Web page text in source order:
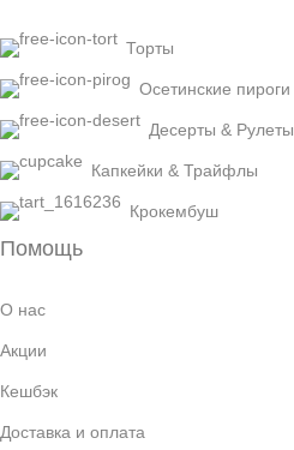
Торты
Осетинские пироги
Десерты & Рулеты
Капкейки & Трайфлы
Крокембуш
Помощь
О нас
Акции
Кешбэк
Доставка и оплата